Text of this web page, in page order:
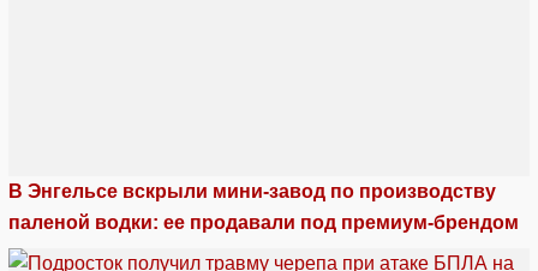
В Энгельсе вскрыли мини-завод по производству
паленой водки: ее продавали под премиум-брендом